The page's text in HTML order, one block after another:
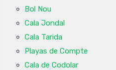
Bol Nou
Cala Jondal
Cala Tarida
Playas de Compte
Cala de Codolar